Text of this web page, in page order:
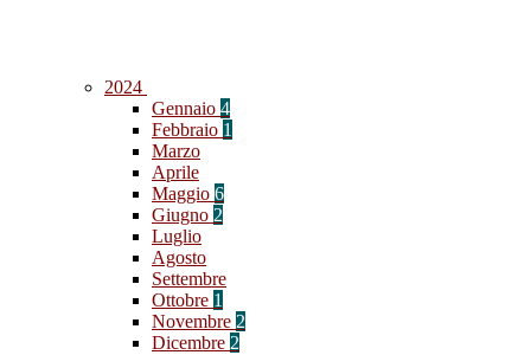
2024
Gennaio 4
Febbraio 1
Marzo
Aprile
Maggio 6
Giugno 2
Luglio
Agosto
Settembre
Ottobre 1
Novembre 2
Dicembre 2